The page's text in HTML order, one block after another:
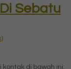
Sebatu
di bawah ini: